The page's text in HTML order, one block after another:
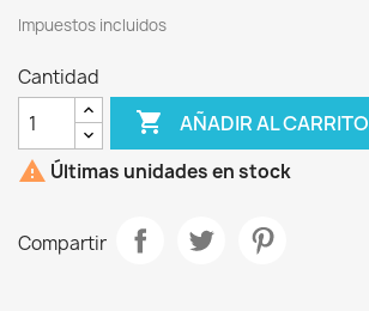
Impuestos incluidos
Cantidad
 AÑADIR AL CARRITO
 Últimas unidades en stock
Compartir